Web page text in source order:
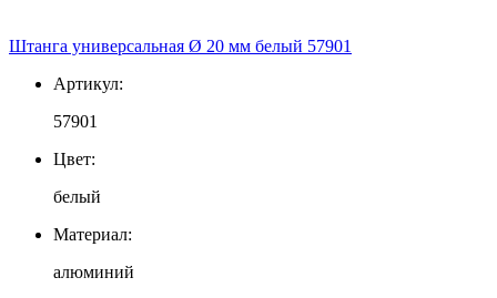
Штанга универсальная Ø 20 мм белый 57901
Артикул:
57901
Цвет:
белый
Материал:
алюминий